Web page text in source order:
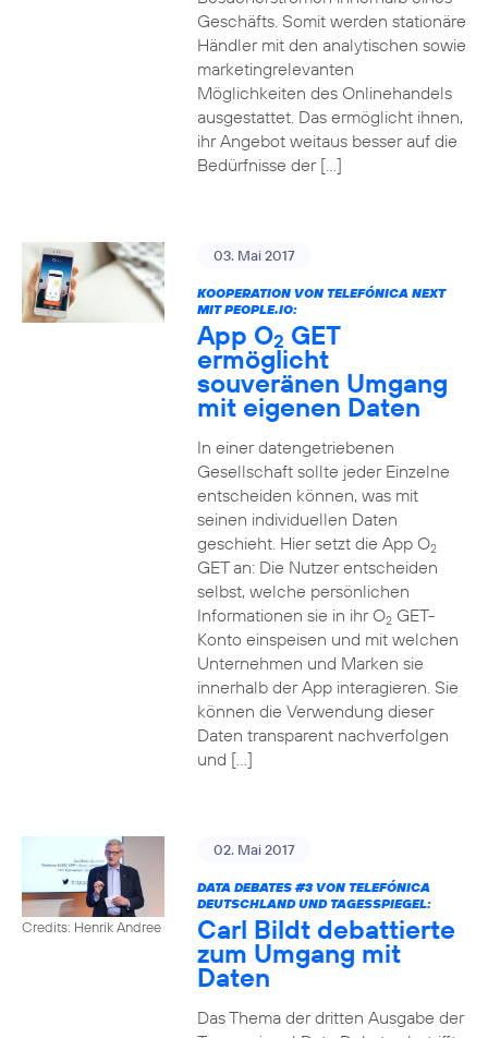
Geschäfts. Somit werden stationäre
Händler mit den analytischen sowie
marketingrelevanten
Möglichkeiten des Onlinehandels
ausgestattet. Das ermöglicht ihnen,
ihr Angebot weitaus besser auf die
Bedürfnisse der […]
03. Mai 2017
KOOPERATION VON TELEFÓNICA NEXT
MIT PEOPLE.IO:
App O2 GET
ermöglicht
souveränen Umgang
mit eigenen Daten
In einer datengetriebenen
Gesellschaft sollte jeder Einzelne
entscheiden können, was mit
seinen individuellen Daten
geschieht. Hier setzt die App O2
GET an: Die Nutzer entscheiden
selbst, welche persönlichen
Informationen sie in ihr O2GET-
Konto einspeisen und mit welchen
Unternehmen und Marken sie
innerhalb der App interagieren. Sie
können die Verwendung dieser
Daten transparent nachverfolgen
und […]
Credits: Henrik Andree
02. Mai 2017
DATA DEBATES #3VON TELEFÓNICA
DEUTSCHLAND UND TAGESSPIEGEL:
Carl Bildt debattierte
zum Umgang mit
Daten
Das Thema der dritten Ausgabe der